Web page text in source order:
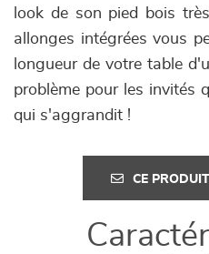
look de son pied bois
allonges intégrées vous
longueur de votre table
problème pour les invités
qui s'aggrandit !
CE